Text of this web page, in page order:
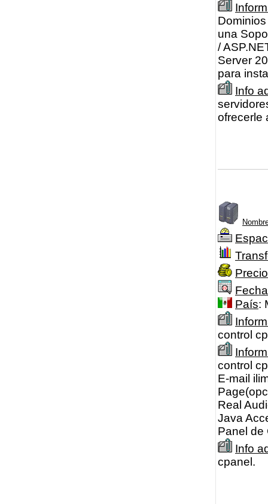
una
/
Server
para
Info
ofrecerle
Precio
País:
control
control
E-mail
Real
Java
Panel de
Info
cpanel.